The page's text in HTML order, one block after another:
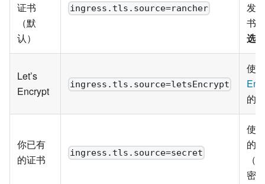
证书
（默
认）
ingress.tls.source=rancher
发
书
选项
Let’s
Encrypt
ingress.tls.source=letsEncrypt
使用
的
你已有
的证书
ingress.tls.source=secret
使
的
（
密